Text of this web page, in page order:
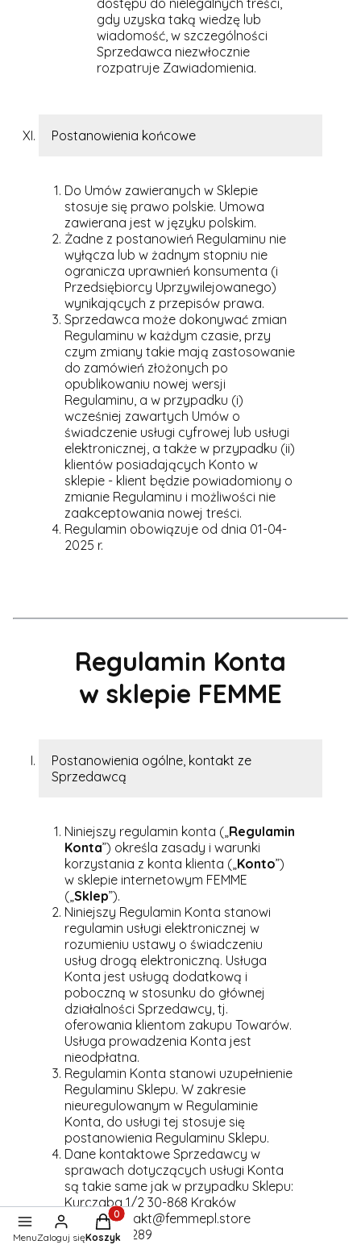
gdy uzyska taką wiedzę lub
wiadomość, w szczególności
Sprzedawca niezwłocznie
rozpatruje Zawiadomienia.
Postanowienia końcowe
Do Umów zawieranych w Sklepie
stosuje się prawo polskie. Umowa
zawierana jest w języku polskim.
Żadne z postanowień Regulaminu nie
wyłącza lub w żadnym stopniu nie
ogranicza uprawnień konsumenta (i
Przedsiębiorcy Uprzywilejowanego)
wynikających z przepisów prawa.
Sprzedawca może dokonywać zmian
Regulaminu w każdym czasie, przy
czym zmiany takie mają zastosowanie
do zamówień złożonych po
opublikowaniu nowej wersji
Regulaminu, a w przypadku (i)
wcześniej zawartych Umów o
świadczenie usługi cyfrowej lub usługi
elektronicznej, a także w przypadku (ii)
klientów posiadających Konto w
sklepie - klient będzie powiadomiony o
zmianie Regulaminu i możliwości nie
zaakceptowania nowej treści.
Regulamin obowiązuje od dnia 01-04-
2025 r.
Regulamin Konta
w sklepie FEMME
Postanowienia ogólne, kontakt ze
Sprzedawcą
Niniejszy regulamin konta („ Regulamin
Konta”) określa zasady i warunki
korzystania z konta klienta („ Konto”)
w sklepie internetowym FEMME
(„ Sklep”).
Niniejszy Regulamin Konta stanowi
regulamin usługi elektronicznej w
rozumieniu ustawy o świadczeniu
usług drogą elektroniczną. Usługa
Konta jest usługą dodatkową i
poboczną w stosunku do głównej
działalności Sprzedawcy, tj.
oferowania klientom zakupu Towarów.
Usługa prowadzenia Konta jest
nieodpłatna.
Regulamin Konta stanowi uzupełnienie
Regulaminu Sklepu. W zakresie
nieuregulowanym w Regulaminie
Konta, do usługi tej stosuje się
postanowienia Regulaminu Sklepu.
Dane kontaktowe Sprzedawcy w
sprawach dotyczących usługi Konta
są takie same jak w przypadku Sklepu:
Kurczaba 1/2 30-868 Kraków
e-mail: kontakt@femmepl.store
tel.: 798902289
MenuZaloguj się
Produkty w koszyku: 0. Zobacz szczegóły
Koszyk